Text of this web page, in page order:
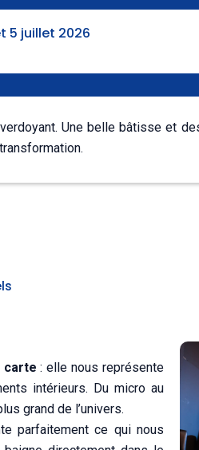
5 juillet 2026
Une belle bâtisse et
carte : elle nous représente
intérieurs. Du micro au
grand de l’univers.
parfaitement ce qui nous